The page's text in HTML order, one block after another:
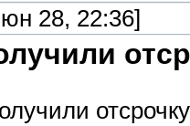
28, 22:36]